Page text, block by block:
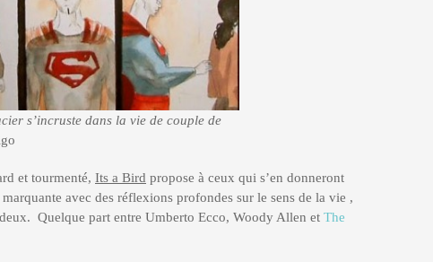
s’incruste dans la vie de couple de
et tourmenté, Its a Bird propose à ceux qui s’en donneront
avec des réflexions profondes sur le sens de la vie ,
Quelque part entre Umberto Ecco, Woody Allen et The